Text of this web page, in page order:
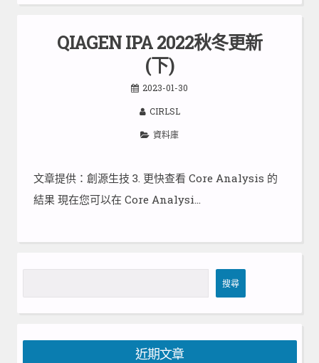
QIAGEN IPA 2022秋冬更新
(下)
2023-01-30
CIRLSL
資料庫
文章提供：創源生技 3. 更快查看 Core Analysis 的
結果 現在您可以在 Core Analysi…
尋
搜尋
近期文章